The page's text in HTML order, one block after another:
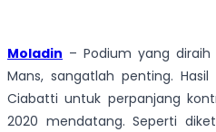
Moladin – Podium yang
Mans, sangatlah penting.
Ciabatti untuk perpanjang
2020 mendatang. Seperti